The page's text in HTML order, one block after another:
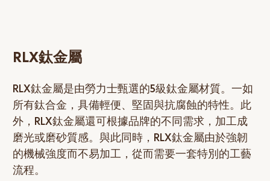
RLX鈦金屬
RLX鈦金屬是由勞力士甄選的5級鈦金屬材質。一如
所有鈦合金，具備輕便、堅固與抗腐蝕的特性。此
外，RLX鈦金屬還可根據品牌的不同需求，加工成
磨光或磨砂質感。與此同時，RLX鈦金屬由於強韌
的機械強度而不易加工，從而需要一套特別的工藝
流程。